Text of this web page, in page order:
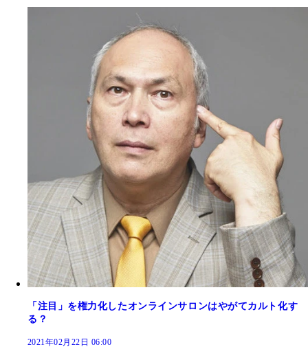
「注目」を権力化したオンラインサロンはやがてカルト化す
る？
2021年02月22日 06:00